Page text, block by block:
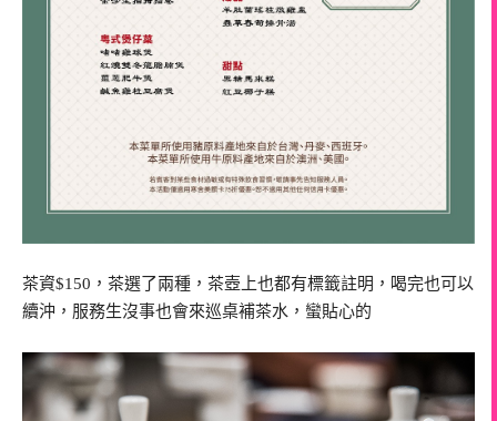
茶資$150，茶選了兩種，茶壺上也都有標籤註明，喝完也可以
續沖，服務生沒事也會來巡桌補茶水，蠻貼心的